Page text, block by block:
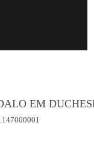
EM